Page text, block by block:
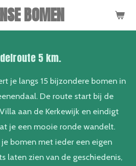
BOMEN
5 km.
je langs 15 bijzondere bomen in
De route start bij de
aan de Kerkewijk en eindigt
je een mooie ronde wandelt.
bomen met ieder een eigen
laten zien van de geschiedenis,